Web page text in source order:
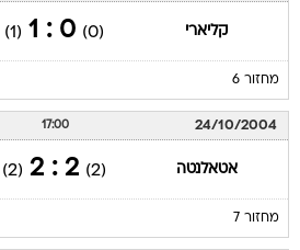
קליארי (0)
0 : 1
(1)
מחזור 6
24/10/2004
17:00
אטאלנטה (2)
2 : 2
(2)
מחזור 7